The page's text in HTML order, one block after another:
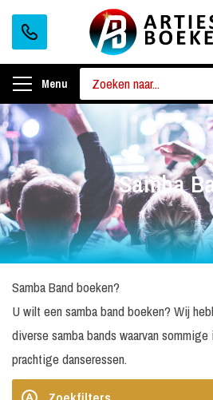
Menu
Samba
Samba Band boeken?
U wilt een samba band boeken? Wij
diverse samba bands waarvan
prachtige danseressen.